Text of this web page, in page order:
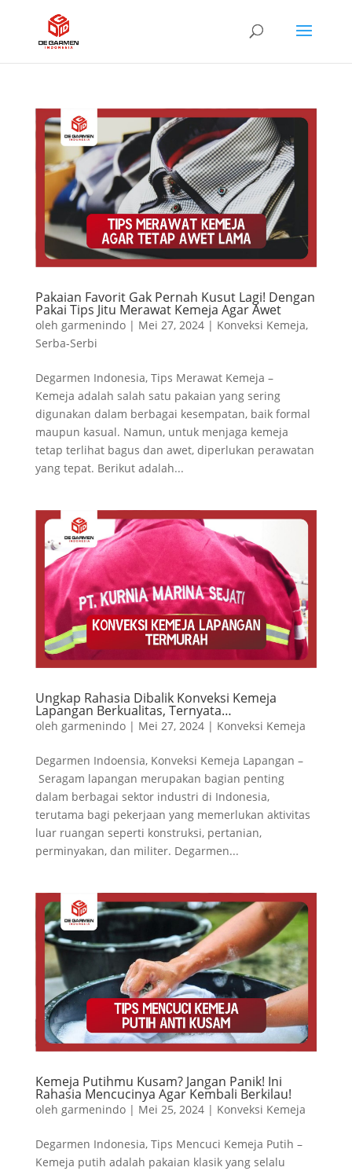
Pakaian Favorit Gak Pernah Kusut Lagi! Dengan
Pakai Tips Jitu Merawat Kemeja Agar Awet
oleh garmenindo| Mei 27, 2024| Konveksi Kemeja,
Serba-Serbi
Degarmen Indonesia, Tips Merawat Kemeja –
Kemeja adalah salah satu pakaian yang sering
digunakan dalam berbagai kesempatan, baik formal
maupun kasual. Namun, untuk menjaga kemeja
tetap terlihat bagus dan awet, diperlukan perawatan
yang tepat. Berikut adalah...
Ungkap Rahasia Dibalik Konveksi Kemeja
Lapangan Berkualitas, Ternyata…
oleh garmenindo| Mei 27, 2024| Konveksi Kemeja
Degarmen Indoensia, Konveksi Kemeja Lapangan –
Seragam lapangan merupakan bagian penting
dalam berbagai sektor industri di Indonesia,
terutama bagi pekerjaan yang memerlukan aktivitas
luar ruangan seperti konstruksi, pertanian,
perminyakan, dan militer. Degarmen...
Kemeja Putihmu Kusam? Jangan Panik! Ini
Rahasia Mencucinya Agar Kembali Berkilau!
oleh garmenindo| Mei 25, 2024| Konveksi Kemeja
Degarmen Indonesia, Tips Mencuci Kemeja Putih –
Kemeja putih adalah pakaian klasik yang selalu